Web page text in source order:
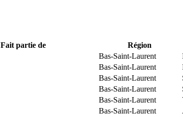
Fait partie de Région
Bas-Saint-Laurent
Bas-Saint-Laurent
Bas-Saint-Laurent
Bas-Saint-Laurent
Bas-Saint-Laurent
Bas-Saint-Laurent